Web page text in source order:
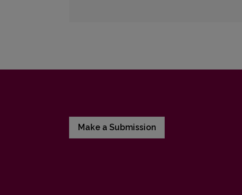
Make a Submission